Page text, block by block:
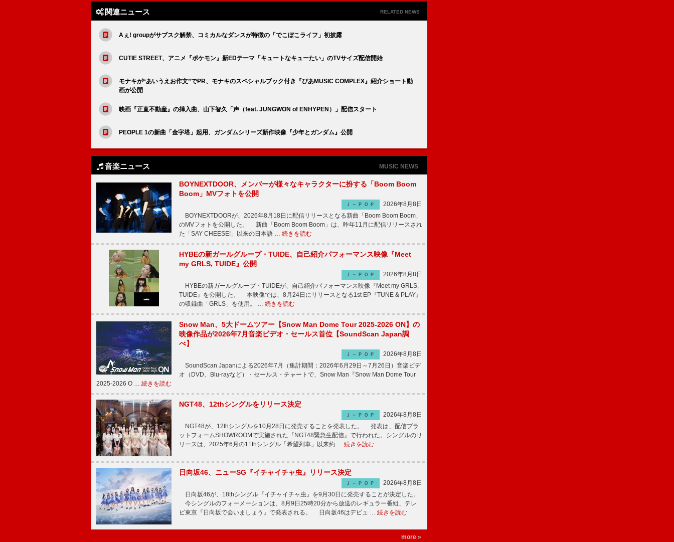
関連ニュース RELATED NEWS
Aぇ! groupがサブスク解禁、コミカルなダンスが特徴の「でこぼこライフ」初披露
CUTIE STREET、アニメ『ポケモン』新EDテーマ「キュートなキューたい」のTVサイズ配信開始
モナキが“あいうえお作文”でPR、モナキのスペシャルブック付き『ぴあMUSIC COMPLEX』紹介ショート動
画が公開
映画『正直不動産』の挿入曲、山下智久「声（feat. JUNGWON of ENHYPEN）」配信スタート
PEOPLE 1の新曲「金字塔」起用、ガンダムシリーズ新作映像『少年とガンダム』公開
音楽ニュース MUSIC NEWS
BOYNEXTDOOR、メンバーが様々なキャラクターに扮する「Boom Boom
Boom」MVフォトを公開
Ｊ－ＰＯＰ
2026年8月8日
BOYNEXTDOORが、2026年8月18日に配信リリースとなる新曲「Boom Boom Boom」
のMVフォトを公開した。 新曲「Boom Boom Boom」は、昨年11月に配信リリースされ
た「SAY CHEESE!」以来の日本語 … 続きを読む
HYBEの新ガールグループ・TUIDE、自己紹介パフォーマンス映像『Meet
my GRLS, TUIDE』公開
Ｊ－ＰＯＰ
2026年8月8日
HYBEの新ガールグループ・TUIDEが、自己紹介パフォーマンス映像『Meet my GRLS,
TUIDE』を公開した。 本映像では、8月24日にリリースとなる1st EP『TUNE & PLAY』
の収録曲「GRLS」を使用。 … 続きを読む
Snow Man、5大ドームツアー【Snow Man Dome Tour 2025-2026 ON】の
映像作品が2026年7月音楽ビデオ・セールス首位【SoundScan Japan調
べ】
Ｊ－ＰＯＰ
2026年8月8日
SoundScan Japanによる2026年7月（集計期間：2026年6月29日～7月26日）音楽ビデ
オ（DVD、Blu-rayなど）・セールス・チャートで、Snow Man『Snow Man Dome Tour
2025-2026 O … 続きを読む
NGT48、12thシングルをリリース決定
Ｊ－ＰＯＰ
2026年8月8日
NGT48が、12thシングルを10月28日に発売することを発表した。 発表は、配信プラ
ットフォームSHOWROOMで実施された『NGT48緊急生配信』で行われた。シングルのリ
リースは、2025年6月の11thシングル「希望列車」以来約 … 続きを読む
日向坂46、ニューSG『イチャイチャ虫』リリース決定
Ｊ－ＰＯＰ
2026年8月8日
日向坂46が、18thシングル『イチャイチャ虫』を9月30日に発売することが決定した。
今シングルのフォーメーションは、8月9日25時20分から放送のレギュラー番組、テレ
ビ東京『日向坂で会いましょう』で発表される。 日向坂46はデビュ … 続きを読む
more »